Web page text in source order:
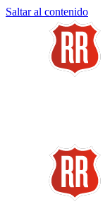
Saltar al contenido